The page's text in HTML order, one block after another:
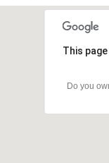
This
Do you